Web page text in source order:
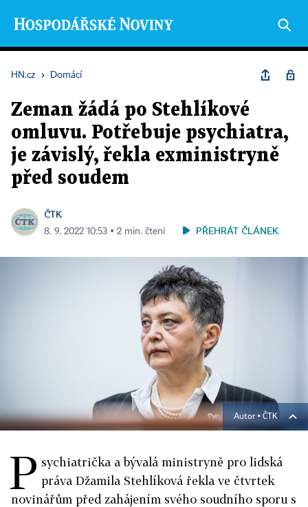
HN.cz › Domácí
Zeman žádá po Stehlíkové
omluvu. Potřebuje psychiatra,
je závislý, řekla exministryně
před soudem
ČTK
8. 9. 2022 10:53 ▪ 2 min. čtení PŘEHRÁT ČLÁNEK
Autor ▪ ČTK
P sychiatrička a bývalá ministryně pro lidská
práva Džamila Stehlíková řekla ve čtvrtek
novinářům před zahájením svého soudního sporu s